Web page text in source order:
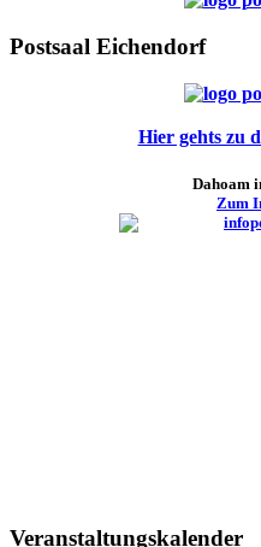
Postsaal Eichendorf
Hier gehts zu
Dahoam
Zum
Veranstaltungskalender